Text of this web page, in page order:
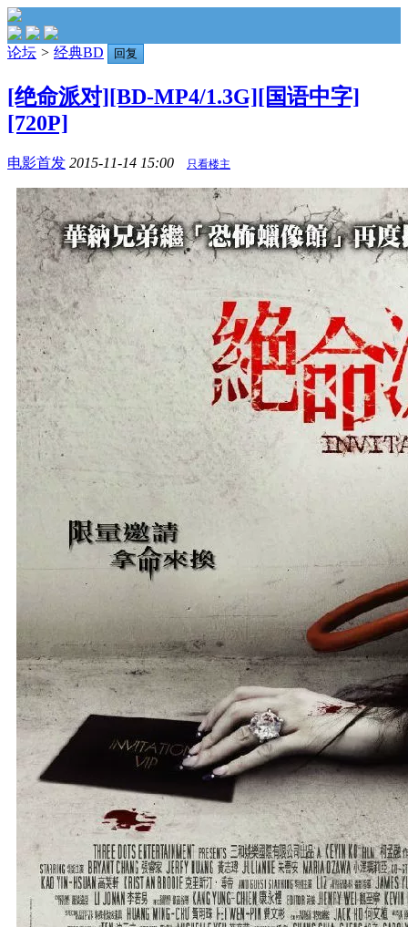
论坛 > 经典BD 回复
[绝命派对][BD-MP4/1.3G][国语中字]
[720P]
电影首发 2015-11-14 15:00 只看楼主